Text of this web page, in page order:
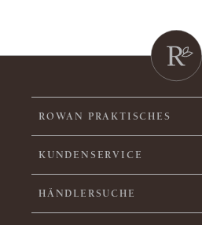
ROWAN PRAKTISCHES
KUNDENSERVICE
HÄNDLERSUCHE